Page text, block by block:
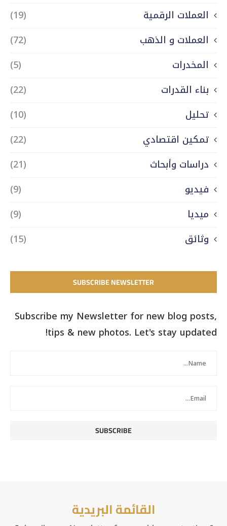
العملات الرقمية
(19)
العملات و الذهب
(72)
المخدرات
(5)
بناء القدرات
(22)
تحليل
(10)
تمكين اقتصادي
(22)
دراسات وأبحاث
(21)
فيديو
(9)
ميديا
(9)
وثائق
(15)
SUBSCRIBE NEWSLETTER
Subscribe my Newsletter for new blog posts,
tips & new photos. Let's stay updated!
القائمة البريدية